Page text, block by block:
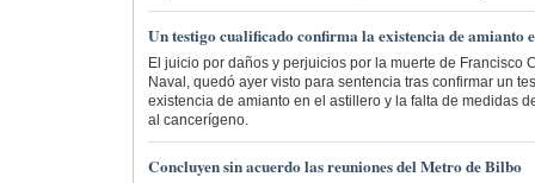
Un testigo cualificado confirma la existencia de amianto
El juicio por daños y perjuicios por la muerte de Francisco
Naval, quedó ayer visto para sentencia tras confirmar un
existencia de amianto en el astillero y la falta de medidas
al cancerígeno.
Concluyen sin acuerdo las reuniones del Metro de Bilbo